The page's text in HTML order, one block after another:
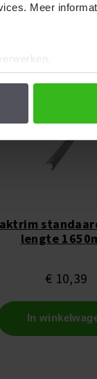
Meer
lengte
€ 10,39
In